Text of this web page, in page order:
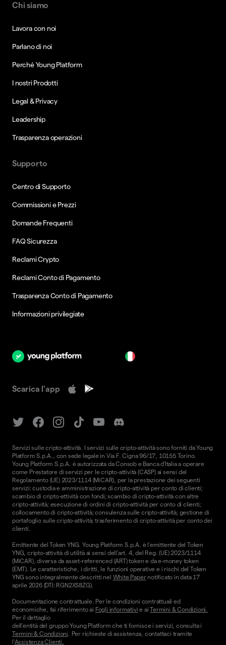
Chi siamo
Lavora con noi
Parlano di noi
Perché Young Platform
I nostri Prodotti
Legal & Privacy
Leadership
Trasparenza operazioni
Supporto
Centro di Supporto
Commissioni e Prezzi
Domande Frequenti
FAQ Sicurezza
Reclami Crypto
Reclami Conto di Pagamento
Trasparenza Conto di Pagamento
Informazioni privilegiate
Scarica l'app
Servizi sulle cripto-attività. I servizi sulle cripto-attività sono forniti da Young
Platform S.p.A., con sede legale in Via F. Cigna 96/17, 10155 Torino.
Young Platform S.p.A. è autorizzata da Consob e Banca d'Italia a operare
come Prestatore di servizi per le cripto-attività (CASP) ai sensi del
Regolamento (UE) 2023/1114 (MiCAR), per la prestazione dei seguenti
servizi: custodia e amministrazione di cripto-attività per conto di clienti;
scambio di cripto-attività con fondi; scambio di cripto-attività con altre
cripto-attività; esecuzione di ordini di cripto-attività per conto di clienti;
collocamento di cripto-attività; consulenza sulle cripto-attività; gestione di
portafoglio sulle cripto-attività; trasferimento di cripto-attività per conto dei
clienti.
Emittente del Token YNG. Young Platform S.p.A. è l'emittente del Token
YNG, cripto-attività di utilità ai sensi dell'art. 4, del Reg. (UE) 2023/1114
(MiCAR), diversa da asset-referenced (ART) token e da e-money token
(EMT). Le caratteristiche, i diritti, le funzioni operative e i rischi del Token
YNG sono integralmente descritti nel White Papernotificato in data 17
aprile 2026 (DTI: RGN2XS8ZG).
Documentazione contrattuale. Per le condizioni contrattuali ed
economiche, fai riferimento ai Fogli informativi e aiTermini & Condizioni.
Per il dettaglio
dell'entità del gruppo Young Platform che ti fornisce i servizi, consulta i
Termini & Condizioni. Per richieste di assistenza, contattaci tramite
l'Assistenza Clienti.